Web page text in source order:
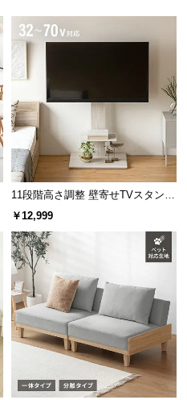
11段階高さ調整 壁寄せTVスタンド
キャスター付き 上下左右角度調節
￥12,999